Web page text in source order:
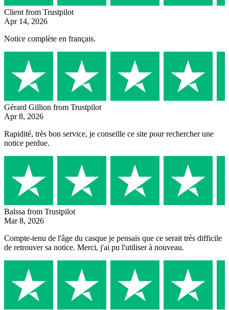
Client from Trustpilot
Apr 14, 2026
Notice complète en français.
Gérard Gillion from Trustpilot
Apr 8, 2026
Rapidité, très bon service, je conseille ce site pour rechercher une
notice perdue.
Balssa from Trustpilot
Mar 8, 2026
Compte-tenu de l'âge du casque je pensais que ce serait très difficile
de retrouver sa notice. Merci, j'ai pu l'utiliser à nouveau.